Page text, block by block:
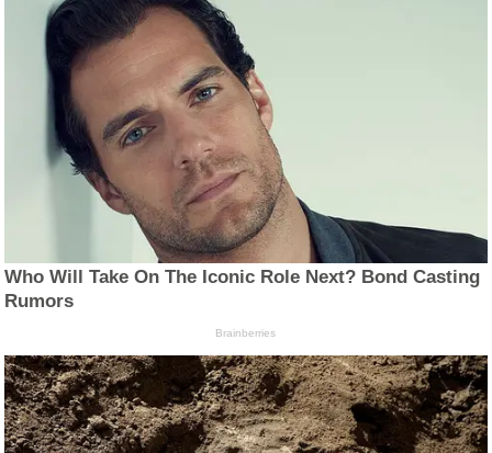
Who Will Take On The Iconic Role Next? Bond Casting
Rumors
Brainberries